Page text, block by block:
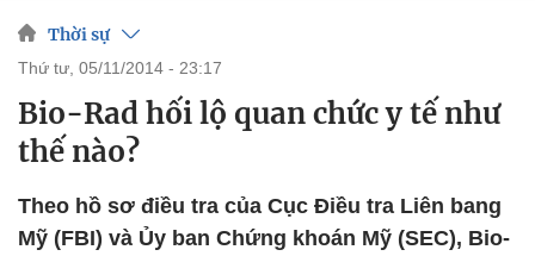
Thời sự
thứ tư, 05/11/2014 - 23:17
Bio-Rad hối lộ quan chức y tế như
thế nào?
Theo hồ sơ điều tra của Cục Điều tra Liên bang
Mỹ (FBI) và Ủy ban Chứng khoán Mỹ (SEC), Bio-